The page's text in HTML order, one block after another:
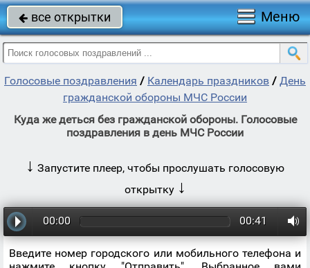
 все открытки Меню
Голосовые поздравления / Календарь праздников / День
гражданской обороны МЧС России
Куда же деться без гражданской обороны. Голосовые
поздравления в день МЧС России
↓ Запустите плеер, чтобы прослушать голосовую
открытку ↓
00:00 00:41
Введите номер городского или мобильного телефона и